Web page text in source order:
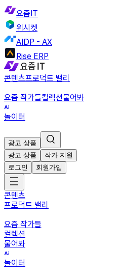
요즘IT
위시켓
AIDP - AX
Rise ERP
콘텐츠프로덕트 밸리
요즘 작가들컬렉션물어봐
놀이터
광고 상품
광고 상품
작가 지원
로그인
회원가입
콘텐츠
프로덕트 밸리
요즘 작가들
컬렉션
물어봐
놀이터